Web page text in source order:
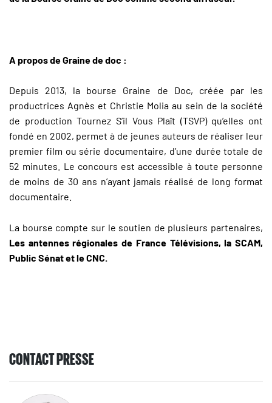
A propos de Graine de doc :
Depuis 2013, la bourse Graine de Doc, créée par les
productrices Agnès et Christie Molia au sein de la société
de production Tournez S’il Vous Plaît (TSVP) qu’elles ont
fondé en 2002, permet à de jeunes auteurs de réaliser leur
premier film ou série documentaire, d’une durée totale de
52 minutes. Le concours est accessible à toute personne
de moins de 30 ans n’ayant jamais réalisé de long format
documentaire.
La bourse compte sur le soutien de plusieurs partenaires,
Les antennes régionales de France Télévisions, la SCAM,
Public Sénat et le CNC.
CONTACT PRESSE